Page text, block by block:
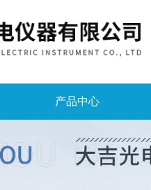
产品中心